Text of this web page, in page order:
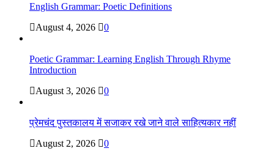
English Grammar: Poetic Definitions
August 4, 2026
0
Poetic Grammar: Learning English Through Rhyme
Introduction
August 3, 2026
0
प्रेमचंद पुस्तकालय में सजाकर रखे जाने वाले साहित्यकार नहीं
August 2, 2026
0